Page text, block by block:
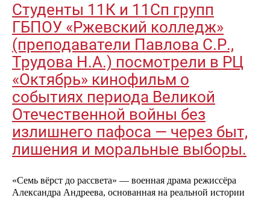
Студенты 11К и 11Сп групп
ГБПОУ «Ржевский колледж»
(преподаватели Павлова С.Р.,
Трудова Н.А.) посмотрели в РЦ
«Октябрь» кинофильм о
событиях периода Великой
Отечественной войны без
излишнего пафоса — через быт,
лишения и моральные выборы.
«Семь вёрст до рассвета» — военная драма режиссёра
Александра Андреева, основанная на реальной истории